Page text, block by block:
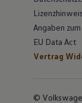
Angaben
EU Data Act
Vertrag
©